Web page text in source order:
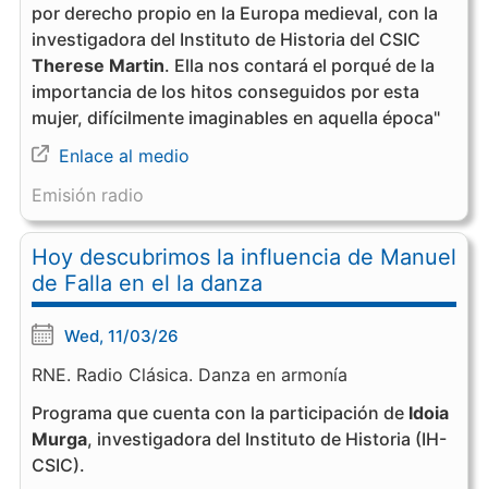
por derecho propio en la Europa medieval, con la
investigadora del Instituto de Historia del CSIC
Therese Martin. Ella nos contará el porqué de la
importancia de los hitos conseguidos por esta
mujer, difícilmente imaginables en aquella época"
Enlace al medio
Emisión radio
Hoy descubrimos la influencia de Manuel
de Falla en el la danza
Wed, 11/03/26
RNE. Radio Clásica. Danza en armonía
Programa que cuenta con la participación de Idoia
Murga, investigadora del Instituto de Historia (IH-
CSIC).